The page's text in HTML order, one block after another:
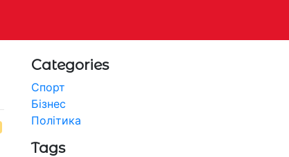
Categories
Спорт
Бізнес
Політика
Tags